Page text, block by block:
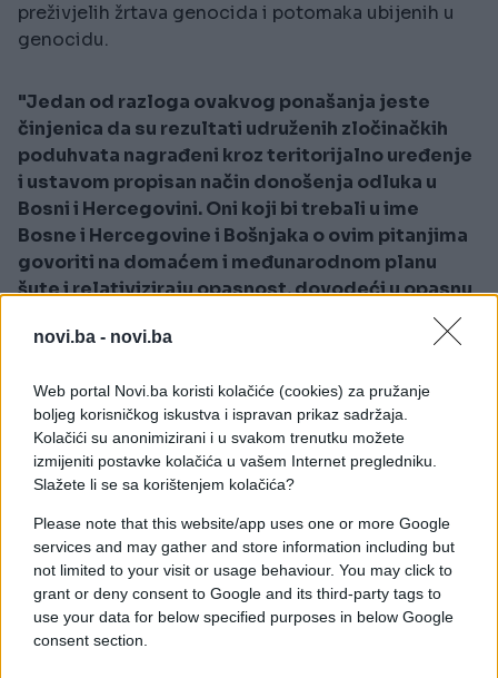
novi.ba - novi.ba
Web portal Novi.ba koristi kolačiće (cookies) za pružanje
boljeg korisničkog iskustva i ispravan prikaz sadržaja.
Kolačići su anonimizirani i u svakom trenutku možete
izmijeniti postavke kolačića u vašem Internet pregledniku.
Slažete li se sa korištenjem kolačića?
Please note that this website/app uses one or more Google
services and may gather and store information including but
not limited to your visit or usage behaviour. You may click to
grant or deny consent to Google and its third-party tags to
use your data for below specified purposes in below Google
consent section.
preživjelih žrtava genocida i potomaka ubijenih u
genocidu.
"Jedan od razloga ovakvog ponašanja jeste
činjenica da su rezultati udruženih zločinačkih
poduhvata nagrađeni kroz teritorijalno uređenje
i ustavom propisan način donošenja odluka u
Bosni i Hercegovini. Oni koji bi trebali u ime
Bosne i Hercegovine i Bošnjaka o ovim pitanjima
govoriti na domaćem i međunarodnom planu
šute i relativiziraju opasnost, dovodeći u opasnu
zabludu Bošnjake i sve druge građane koji vole
Bosnu i Hercegovinu"
"Nedostatak znanja, konformizam i strah od
gubitka pozicija neke su od odlika aktuelnih
predstavnika koji u ime Bošnjaka čine vlast na
državnom nivou. Potreban je ujedinjen, hrabriji i
odlučniji pristup u suprotstavljanju
separatističkim politikama koje mogu dovesti
do ugrožavanja mira. Ovo što danas imamo u
potpunoj je suprotnosti s onim što oni koji vole
Bosnu i Hercegovinu žele vidjeti."